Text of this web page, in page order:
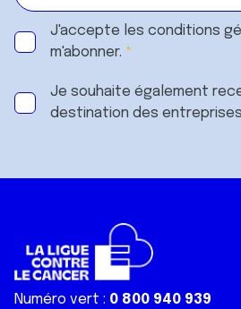
J'accepte les conditions
m'abonner.
Je souhaite également
destination des
Numéro vert : 0 800 940 939